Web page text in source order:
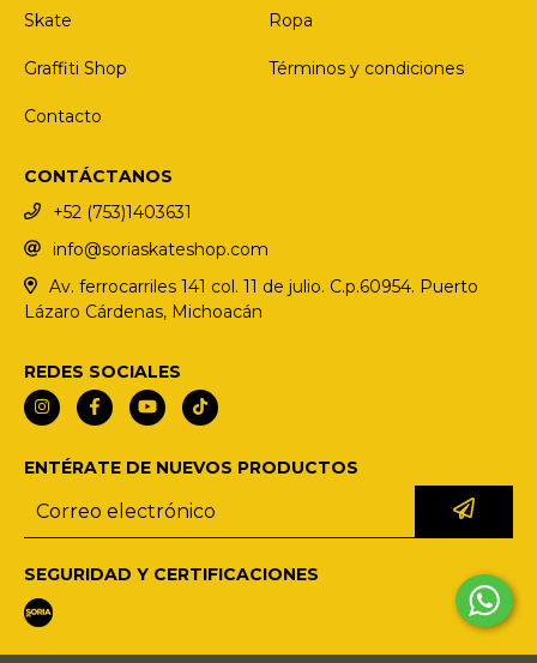
Skate Ropa
Graffiti Shop Términos y condiciones
Contacto
CONTÁCTANOS
+52 (753)1403631
info@soriaskateshop.com
Av. ferrocarriles 141 col. 11 de julio. C.p.60954. Puerto
Lázaro Cárdenas, Michoacán
REDES SOCIALES
ENTÉRATE DE NUEVOS PRODUCTOS
SEGURIDAD Y CERTIFICACIONES